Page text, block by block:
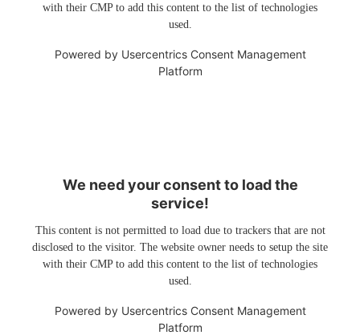
with their CMP to add this content to the list of technologies
used.
Powered by Usercentrics Consent Management
Platform
We need your consent to load the
service!
This content is not permitted to load due to trackers that are not
disclosed to the visitor. The website owner needs to setup the site
with their CMP to add this content to the list of technologies
used.
Powered by Usercentrics Consent Management
Platform